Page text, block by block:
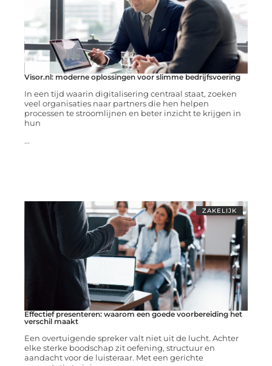
Visor.nl: moderne oplossingen voor slimme bedrijfsvoering
In een tijd waarin digitalisering centraal staat, zoeken
veel organisaties naar partners die hen helpen
processen te stroomlijnen en beter inzicht te krijgen in
hun
...
ZAKELIJK
Effectief presenteren: waarom een goede voorbereiding het
verschil maakt
Een overtuigende spreker valt niet uit de lucht. Achter
elke sterke boodschap zit oefening, structuur en
aandacht voor de luisteraar. Met een gerichte